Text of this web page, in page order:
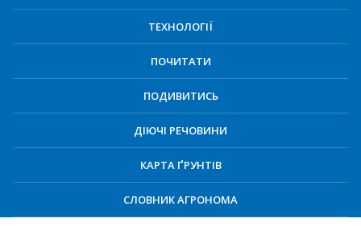
ТЕХНОЛОГІЇ
ПОЧИТАТИ
ПОДИВИТИСЬ
ДІЮЧІ РЕЧОВИНИ
КАРТА ҐРУНТІВ
СЛОВНИК АГРОНОМА